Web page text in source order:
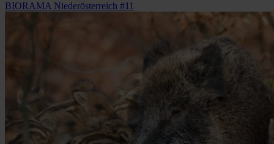
BIORAMA Niederösterreich #11